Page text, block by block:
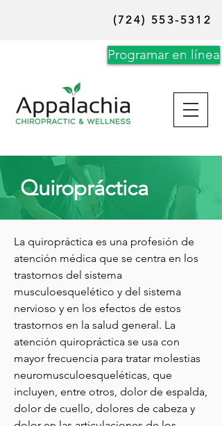
(724) 553-5312
Programar en línea
Quiropráctica
La quiropráctica es una profesión de
atención médica que se centra en los
trastornos del sistema
musculoesquelético y del sistema
nervioso y en los efectos de estos
trastornos en la salud general. La
atención quiropráctica se usa con
mayor frecuencia para tratar molestias
neuromusculoesqueléticas, que
incluyen, entre otros, dolor de espalda,
dolor de cuello, dolores de cabeza y